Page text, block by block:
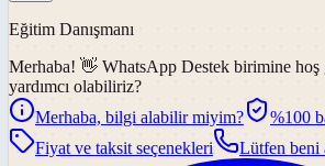
Eğitim Danışmanı
Merhaba! 👋 WhatsApp Destek birimine hoş
yardımcı olabiliriz?
Merhaba, bilgi alabilir miyim?
%100
Fiyat ve taksit seçenekleri
Lütfen beni